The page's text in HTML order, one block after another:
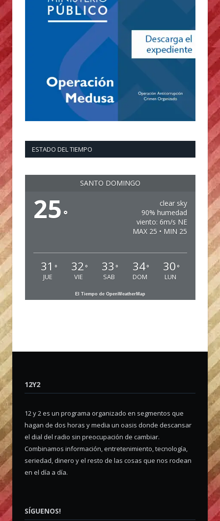
ESTADO DEL TIEMPO
SANTO DOMINGO
25 °
clear sky
90% humedad
viento: 6m/s NE
MAX 25 • MIN 25
31 °
JUE
32 °
VIE
33 °
SAB
34°
DOM
30 °
LUN
El Tiempo de OpenWeatherMap
12Y2
12 y 2 es un programa organizado en segmentos que
hagan de dos horas y media un oasis donde descansar
el dial del radio sin preocupación de cambiar.
Combinamos información, entretenimiento, tecnología,
seriedad, dinero y el resto de las cosas que nos rodean
en el día a día.
SÍGUENOS!